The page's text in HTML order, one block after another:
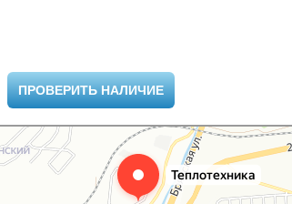
ПРОВЕРИТЬ НАЛИЧИЕ